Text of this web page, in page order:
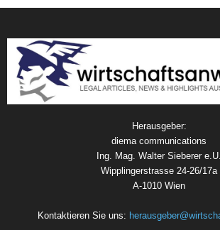
Herausgeber:
diema communications
Ing. Mag. Walter Sieberer e.U.
Wipplingerstrasse 24-26/17a
A-1010 Wien
Kontaktieren Sie uns: